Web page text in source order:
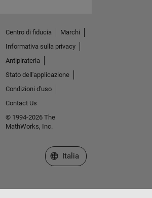
Centro di fiducia
Marchi
Informativa sulla privacy
Antipirateria
Stato dell'applicazione
Condizioni d'uso
Contact Us
© 1994-2026 The
MathWorks, Inc.
Seleziona un sito web
Italia